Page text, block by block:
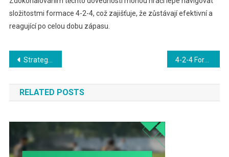
složitostmi formace 4-2-4, což zajišťuje, že zůstávají efektivní a
reagující po celou dobu zápasu.
Post
navigation
Strategie formace 4-2-4: Úloha křídelních hráčů, Centrální tvoření hry, Defenzivní pokrytí 4-2-4 Formace: Hrozby z protiútoků, Rychlost v přechodu, Využívání slabin
RELATED POSTS